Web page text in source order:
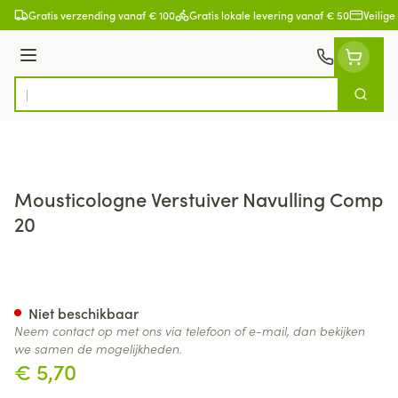
Ga naar de inhoud
Gratis verzending vanaf € 100 Gratis lokale levering vanaf € 50
Menu
Product, merk, categorie...
Zoek
Mousticologne Verstuiver Navulling Comp
20
€ 5,70
Niet beschikbaar
Neem contact op met ons via telefoon of e-mail, dan bekijken
we samen de mogelijkheden.